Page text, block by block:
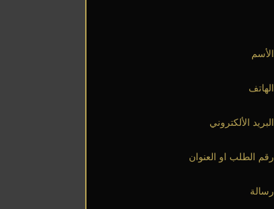
الأسم
الهاتف
البريد الألكتروني
رقم الطلب او العنوان
رسالة